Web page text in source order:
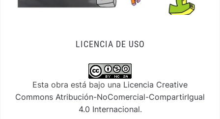
LICENCIA DE USO
Esta obra está bajo una Licencia Creative
Commons Atribución-NoComercial-CompartirIgual
4.0 Internacional.